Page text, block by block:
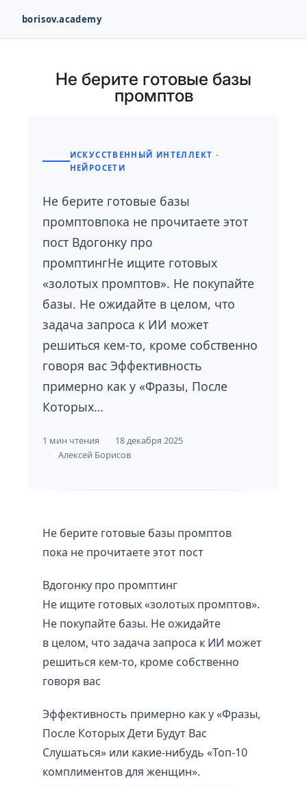
borisov.academy
содержимомуНе берите готовые базы
промптов
ИСКУССТВЕННЫЙ ИНТЕЛЛЕКТ ·
НЕЙРОСЕТИ
Не берите готовые базы
промптовпока не прочитаете этот
пост Вдогонку про
промптингНе ищите готовых
«золотых промптов». Не покупайте
базы. Не ожидайте в целом, что
задача запроса к ИИ может
решиться кем-то, кроме собственно
говоря вас Эффективность
примерно как у «Фразы, После
Которых…
1 мин чтения
18 декабря 2025
Алексей Борисов
Не берите готовые базы промптов
пока не прочитаете этот пост
Вдогонку про промптинг
Не ищите готовых «золотых промптов».
Не покупайте базы. Не ожидайте
в целом, что задача запроса к ИИ может
решиться кем-то, кроме собственно
говоря вас
Эффективность примерно как у «Фразы,
После Которых Дети Будут Вас
Слушаться» или какие-нибудь «Топ-10
комплиментов для женщин».